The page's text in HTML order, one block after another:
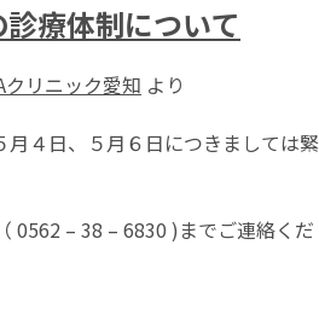
療体制について
クリニック愛知 より
月４日、５月６日につきましては緊